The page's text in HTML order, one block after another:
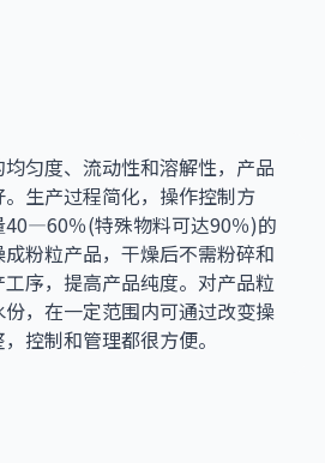
匀度、流动性和溶解性，产品
生产过程简化，操作控制方
40—60％(特殊物料可达90％)的
粉粒产品，干燥后不需粉碎和
序，提高产品纯度。对产品粒
，在一定范围内可通过改变操
控制和管理都很方便。